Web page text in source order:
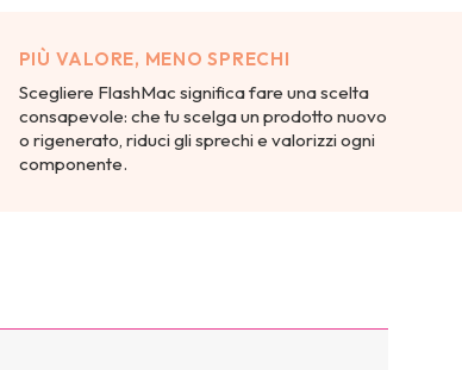
PIÙ VALORE, MENO SPRECHI
Scegliere FlashMac significa fare una scelta
consapevole: che tu scelga un prodotto nuovo
o rigenerato, riduci gli sprechi e valorizzi ogni
componente.